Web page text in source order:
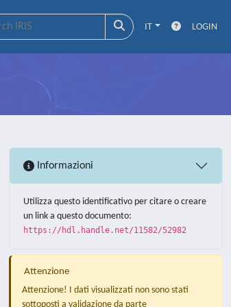
IT LOGIN
Informazioni
Utilizza questo identificativo per citare o creare
un link a questo documento:
https://hdl.handle.net/11582/52982
Attenzione
Attenzione! I dati visualizzati non sono stati
sottoposti a validazione da parte